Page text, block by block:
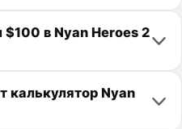
в Nyan Heroes 2
калькулятор Nyan